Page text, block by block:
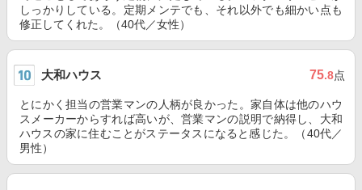
しっかりしている。定期メンテでも、それ以外でも細かい点も
修正してくれた。（40代／女性）
大和ハウス 75.8点
とにかく担当の営業マンの人柄が良かった。家自体は他のハウ
スメーカーからすれば高いが、営業マンの説明で納得し、大和
ハウスの家に住むことがステータスになると感じた。（40代／
男性）